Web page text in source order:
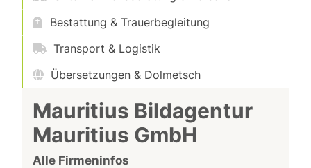
Bestattung & Trauerbegleitung
Transport & Logistik
Übersetzungen & Dolmetsch
Mauritius Bildagentur
Mauritius GmbH
Alle Firmeninfos